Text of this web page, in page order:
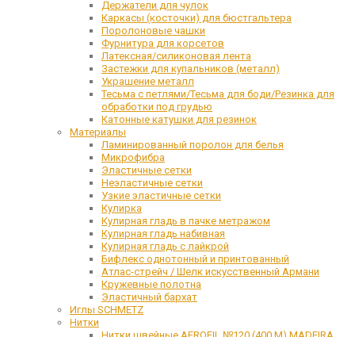
Держатели для чулок
Каркасы (косточки) для бюстгальтера
Поролоновые чашки
Фурнитура для корсетов
Латексная/силиконовая лента
Застежки для купальников (металл)
Украшение металл
Тесьма с петлями/Тесьма для боди/Резинка для
обработки под грудью
Катонные катушки для резинок
Материалы
Ламинированный поролон для белья
Микрофибра
Эластичные сетки
Неэластичные сетки
Узкие эластичные сетки
Кулирка
Кулирная гладь в пачке метражом
Кулирная гладь набивная
Кулирная гладь с лайкрой
Бифлекс однотонный и принтованный
Атлас-стрейч / Шелк искусственный Армани
Кружевные полотна
Эластичный бархат
Иглы SCHMETZ
Нитки
Нитки швейные AEROFIL №120 (400 М) MADEIRA